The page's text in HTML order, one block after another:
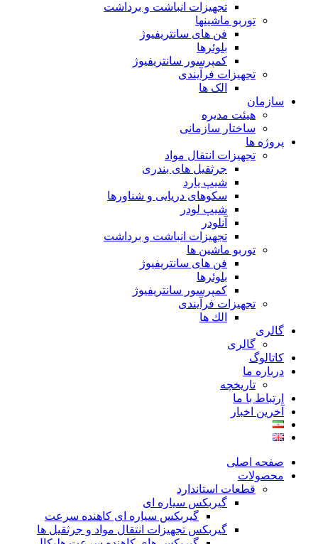
تجهیزات انباشت و برداشت
توربو ماشینها
فن های سانتریفیوژ
بلوئرها
کمپرسور سانتریفیوژ
تجهیزات فرآیندی
الک ها
سازمان
هيئت مديره
ساختار سازمانی
پروژه ها
تجهيزات انتقال مواد
جرثقيل های بندری
شيپ يارد
سكوهای دريايی و شناورها
شيپ لودر
آنلودر
تجهيزات انباشت و برداشت
توربو ماشين ها
فن های سانتريفيوژ
بلوئرها
کمپرسور سانتریفیوژ
تجهیزات فرآیندی
الك ها
گالری
گالری
کاتالوگ
درباره ما
تاريخچه
ارتباط با ما
آخرین اخبار
صفحه اصلی
محصولات
قطعات استاندارد
گيربكس سياره ای
گيربكس سياره ای كاهنده سرعت
گيربكس تجهيزات انتقال مواد و جرثقيل ها